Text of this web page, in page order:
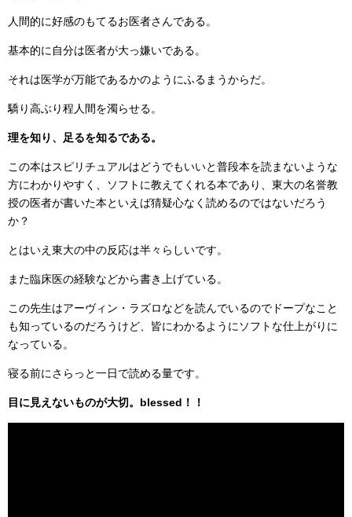
人間的に好感のもてるお医者さんである。
基本的に自分は医者が大っ嫌いである。
それは医学が万能であるかのようにふるまうからだ。
驕り高ぶり程人間を濁らせる。
理を知り、足るを知るである。
この本はスピリチュアルはどうでもいいと普段本を読まないような
方にわかりやすく、ソフトに教えてくれる本であり、東大の名誉教
授の医者が書いた本といえば猜疑心なく読めるのではないだろう
か？
とはいえ東大の中の反応は半々らしいです。
また臨床医の経験などから書き上げている。
この先生はアーヴィン・ラズロなどを読んでいるのでドープなこと
も知っているのだろうけど、皆にわかるようにソフトな仕上がりに
なっている。
寝る前にさらっと一日で読める量です。
目に見えないものが大切。blessed！！